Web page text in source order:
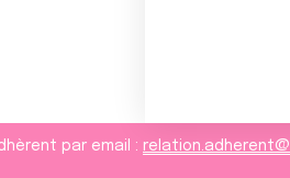
par email :